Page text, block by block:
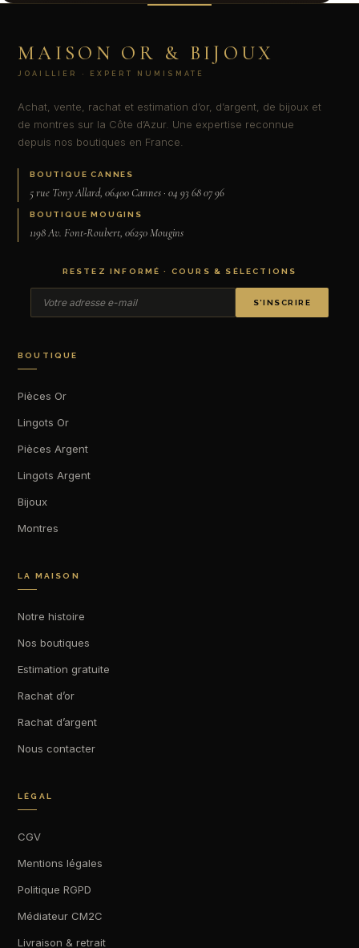
MAISON OR & BIJOUX
JOAILLIER · EXPERT NUMISMATE
Achat, vente, rachat et estimation d’or, d’argent, de bijoux et
de montres sur la Côte d’Azur. Une expertise reconnue
depuis nos boutiques en France.
BOUTIQUE CANNES
5 rue Tony Allard, 06400 Cannes · 04 93 68 07 96
BOUTIQUE MOUGINS
1198 Av. Font-Roubert, 06250 Mougins
RESTEZ INFORMÉ · COURS & SÉLECTIONS
S’INSCRIRE
BOUTIQUE
Pièces Or
Lingots Or
Pièces Argent
Lingots Argent
Bijoux
Montres
LA MAISON
Notre histoire
Nos boutiques
Estimation gratuite
Rachat d’or
Rachat d’argent
Nous contacter
LÉGAL
CGV
Mentions légales
Politique RGPD
Médiateur CM2C
Livraison & retrait